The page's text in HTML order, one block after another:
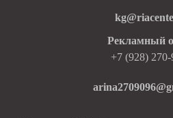
Рекламный
+7 (928)